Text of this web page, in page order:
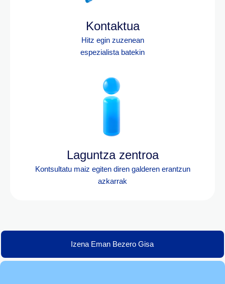
Kontaktua
Hitz egin zuzenean
espezialista batekin
Laguntza zentroa
Kontsultatu maiz egiten diren galderen erantzun
azkarrak
Izena Eman Bezero Gisa